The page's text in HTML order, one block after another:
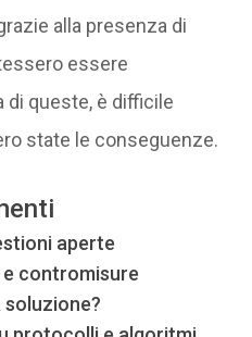
alla presenza di
essere
di queste, è difficile
state le conseguenze.
aperte
contromisure
soluzione?